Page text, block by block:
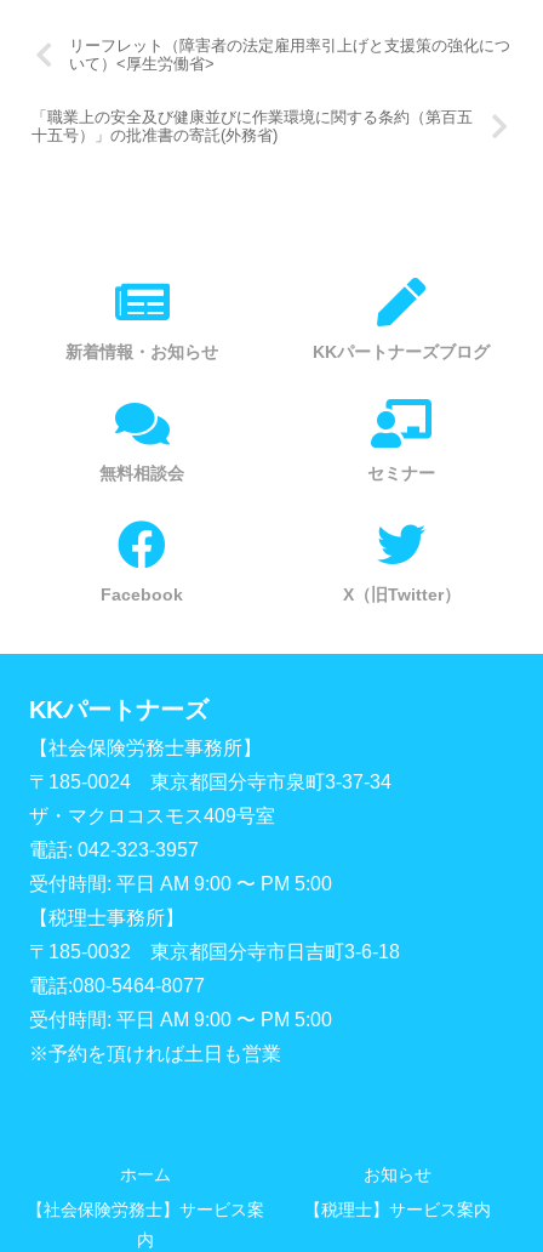
リーフレット（障害者の法定雇用率引上げと支援策の強化につ
いて）<厚生労働省>
「職業上の安全及び健康並びに作業環境に関する条約（第百五
十五号）」の批准書の寄託(外務省)
新着情報・お知らせ KKパートナーズブログ
無料相談会 セミナー
Facebook X（旧Twitter）
KKパートナーズ
【社会保険労務士事務所】
〒185-0024 東京都国分寺市泉町3-37-34
ザ・マクロコスモス409号室
電話: 042-323-3957
受付時間: 平日 AM 9:00 〜 PM 5:00
【税理士事務所】
〒185-0032 東京都国分寺市日吉町3-6-18
電話:080-5464-8077
受付時間: 平日 AM 9:00 〜 PM 5:00
※予約を頂ければ土日も営業
ホーム
お知らせ
【社会保険労務士】サービス案
内
【税理士】サービス案内